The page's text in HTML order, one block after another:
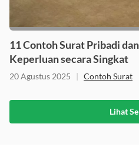
11 Contoh Surat Pribadi
Keperluan secara Singkat
20 Agustus 2025 | Contoh Surat
Lihat